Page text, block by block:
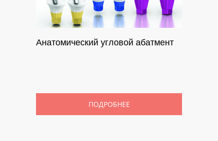
Анатомический угловой абатмент
ПОДРОБНЕЕ